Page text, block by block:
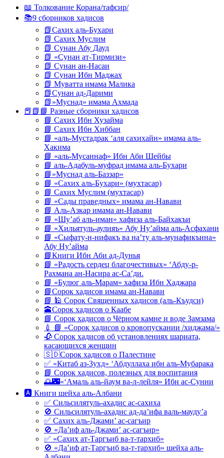
📖 Толкование Корана/тафсир/
📚9 сборников хадисов
📗Сахих аль-Бухари
📗 Сахих Муслим
📗 Сунан Абу Дауд
📗 «Сунан ат-Тирмизи»
📗 Сунан ан-Насаи
📗 Сунан Ибн Маджах
📗 Муватта имама Малика
📗Сунан ад-Дарими
📗»Муснад» имама Ахмада
📕📗📘 Разные сборники хадисов
📘 Сахих Ибн Хузайма
📘 Сахих Ибн Хиббан
📘 «аль-Мустадрак ‘аля сахихайн» имама аль-
Хакима
📘 «аль-Мусаннаф» Ибн Аби Шейбы
📘 аль-Адабуль-муфрад имама аль-Бухари
📘»Муснад аль-Баззар»
📘 «Сахих аль-Бухари» (мухтасар)
📘 Сахих Муслим (мухтасар)
📘 «Сады праведных» имама ан-Навави
📘 Аль-Азкар имама ан-Навави
📘 «Шу’аб аль-иман» хафиза аль-Байхакъи
📘 «Хильятуль-аулияъ» Абу Ну’айма аль-Асфахани
📘 «Сыфату-н-нифакъ ва на’ту аль-мунафикъина»
Абу Ну’айма
📘Книги Ибн Аби ад-Дунья
📘 «Радость сердец благочестивых» ‘Абду-р-
Рахмана ан-Насира ас-Са’ди.
📘 «Булюг аль-Марам» хафиза Ибн Хаджара
📘Сорок хадисов имама ан-Навави
📘 🕌 Сорок Священных хадисов (аль-Къудси)
🕋Сорок хадисов о Каабе
📘 Сорок хадисов о Чёрном камне и воде Замзама
💉 📘 «Сорок хадисов о кровопускании /хиджама/»
🥀 Сорок хадисов об установлениях шариата,
касающихся женщин
🇸🇩Сорок хадисов о Палестине
✅ «Китаб аз-Зухд» ‘Абдуллаха ибн аль-Мубарака
📘 Сорок хадисов, полезных для воспитания
🌅🌃«‘Амаль аль-йаум ва-л-лейля» Ибн ас-Сунни
🅰 Книги шейха аль-Албани
✅ Сильсилятуль-ахадис ас-сахиха
🚫 Сильсилятуль-ахадис ад-да’ифа валь-мауду’а
✅ Сахих аль-Джами’ ас-сагъир
🚫 «Да’иф аль-Джами’ ас-сагъир»
✅ «Сахих ат-Таргъиб ва-т-тархиб»
🚫 «Да’иф ат-Таргъиб ва-т-тархиб» шейха аль-